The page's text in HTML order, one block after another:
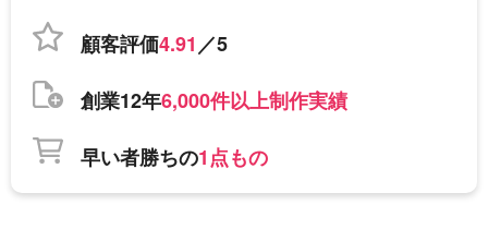
顧客評価4.91／5
創業12年6,000件以上制作実績
早い者勝ちの1点もの